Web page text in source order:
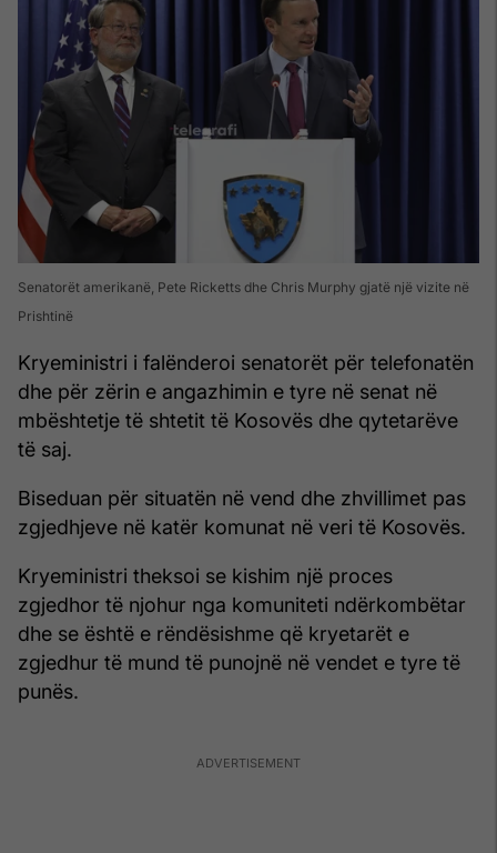
Senatorët amerikanë, Pete Ricketts dhe Chris Murphy gjatë një vizite në
Prishtinë
Kryeministri i falënderoi senatorët për telefonatën
dhe për zërin e angazhimin e tyre në senat në
mbështetje të shtetit të Kosovës dhe qytetarëve
të saj.
Biseduan për situatën në vend dhe zhvillimet pas
zgjedhjeve në katër komunat në veri të Kosovës.
Kryeministri theksoi se kishim një proces
zgjedhor të njohur nga komuniteti ndërkombëtar
dhe se është e rëndësishme që kryetarët e
zgjedhur të mund të punojnë në vendet e tyre të
punës.